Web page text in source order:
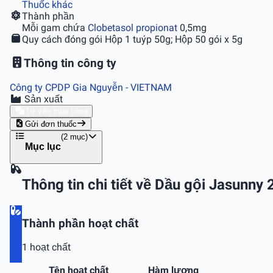
Thuốc khác
Thành phần
Mỗi gam chứa Clobetasol propionat 0,5mg
Quy cách đóng gói Hộp 1 tuýp 50g; Hộp 50 gói x 5g
Thông tin công ty
Công ty CPDP Gia Nguyễn - VIETNAM
Sản xuất
Gửi đơn thuốc
Mục lục
(2 mục)
Thông tin chi tiết về Dầu gội Jasunny
Thành phần hoạt chất
1 hoạt chất
Tên hoạt chất
Hàm lượng